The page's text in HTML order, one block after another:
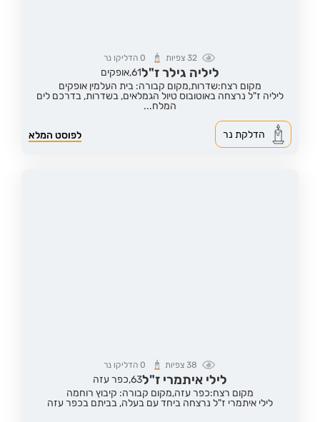
32 צפיות 0הדליקו נר
ליליה גילר ז"ל61,אופקים
מקום רצח:שדרות,מקום קבורה: בית העלמין אופקים
ליליה ז"ל נרצחה באוטובוס טיול הגמלאים, בשדרות, בדרכם לים
המלח...
לפוסט המלא הדלקת נר
38צפיות 0 הדליקו נר
לילי איתמרי ז"ל63, כפר עזה
מקום רצח:כפר עזה,מקום קבורה: קיבוץ רוחמה
לילי איתמרי ז"ל נרצחה ביחד עם בעלה, בביתם בכפר עזה